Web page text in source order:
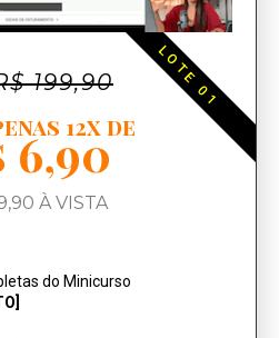
199,90
12x de
6,90
À VISTA
do Minicurso
LOTE 01